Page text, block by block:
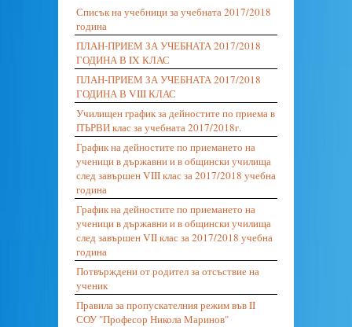
Списък на учебници за учебната 2017/2018
година
ПЛАН-ПРИЕМ ЗА УЧЕБНАТА 2017/2018
ГОДИНА В IX КЛАС
ПЛАН-ПРИЕМ ЗА УЧЕБНАТА 2017/2018
ГОДИНА В VIII КЛАС
Училищен график за дейностите по приема в
ПЪРВИ клас за учебната 2017/2018г.
График на дейностите по приемането на
ученици в държавни и в общински училища
след завършен VIII клас за 2017/2018 учебна
година
График на дейностите по приемането на
ученици в държавни и в общински училища
след завършен VII клас за 2017/2018 учебна
година
Потвърждени от родител за отсъствие на
ученик
Правила за пропускателния режим във II
СОУ "Професор Никола Маринов"